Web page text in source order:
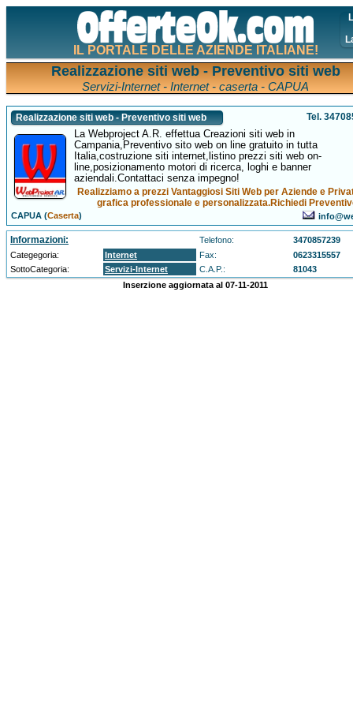
IL PORTALE DELLE AZIENDE ITALIANE!
Realizzazione siti web - Preventivo siti web
Servizi-Internet - Internet - caserta - CAPUA
Realizzazione siti web - Preventivo siti web Tel.
La Webproject A.R. effettua Creazioni siti web in
Campania,Preventivo sito web on line gratuito in tutta
Italia,costruzione siti internet,listino prezzi siti web on-
line,posizionamento motori di ricerca, loghi e banner
aziendali.Contattaci senza impegno!
Realizziamo a prezzi Vantaggiosi Siti Web per Aziende e
grafica professionale e personalizzata.Richiedi
CAPUA (Caserta)
Informazioni: Telefono:
3470857239
Categegoria:
Internet Fax:
0623315557
SottoCategoria:
Servizi-Internet C.A.P.:
81043
Inserzione aggiornata al 07-11-2011